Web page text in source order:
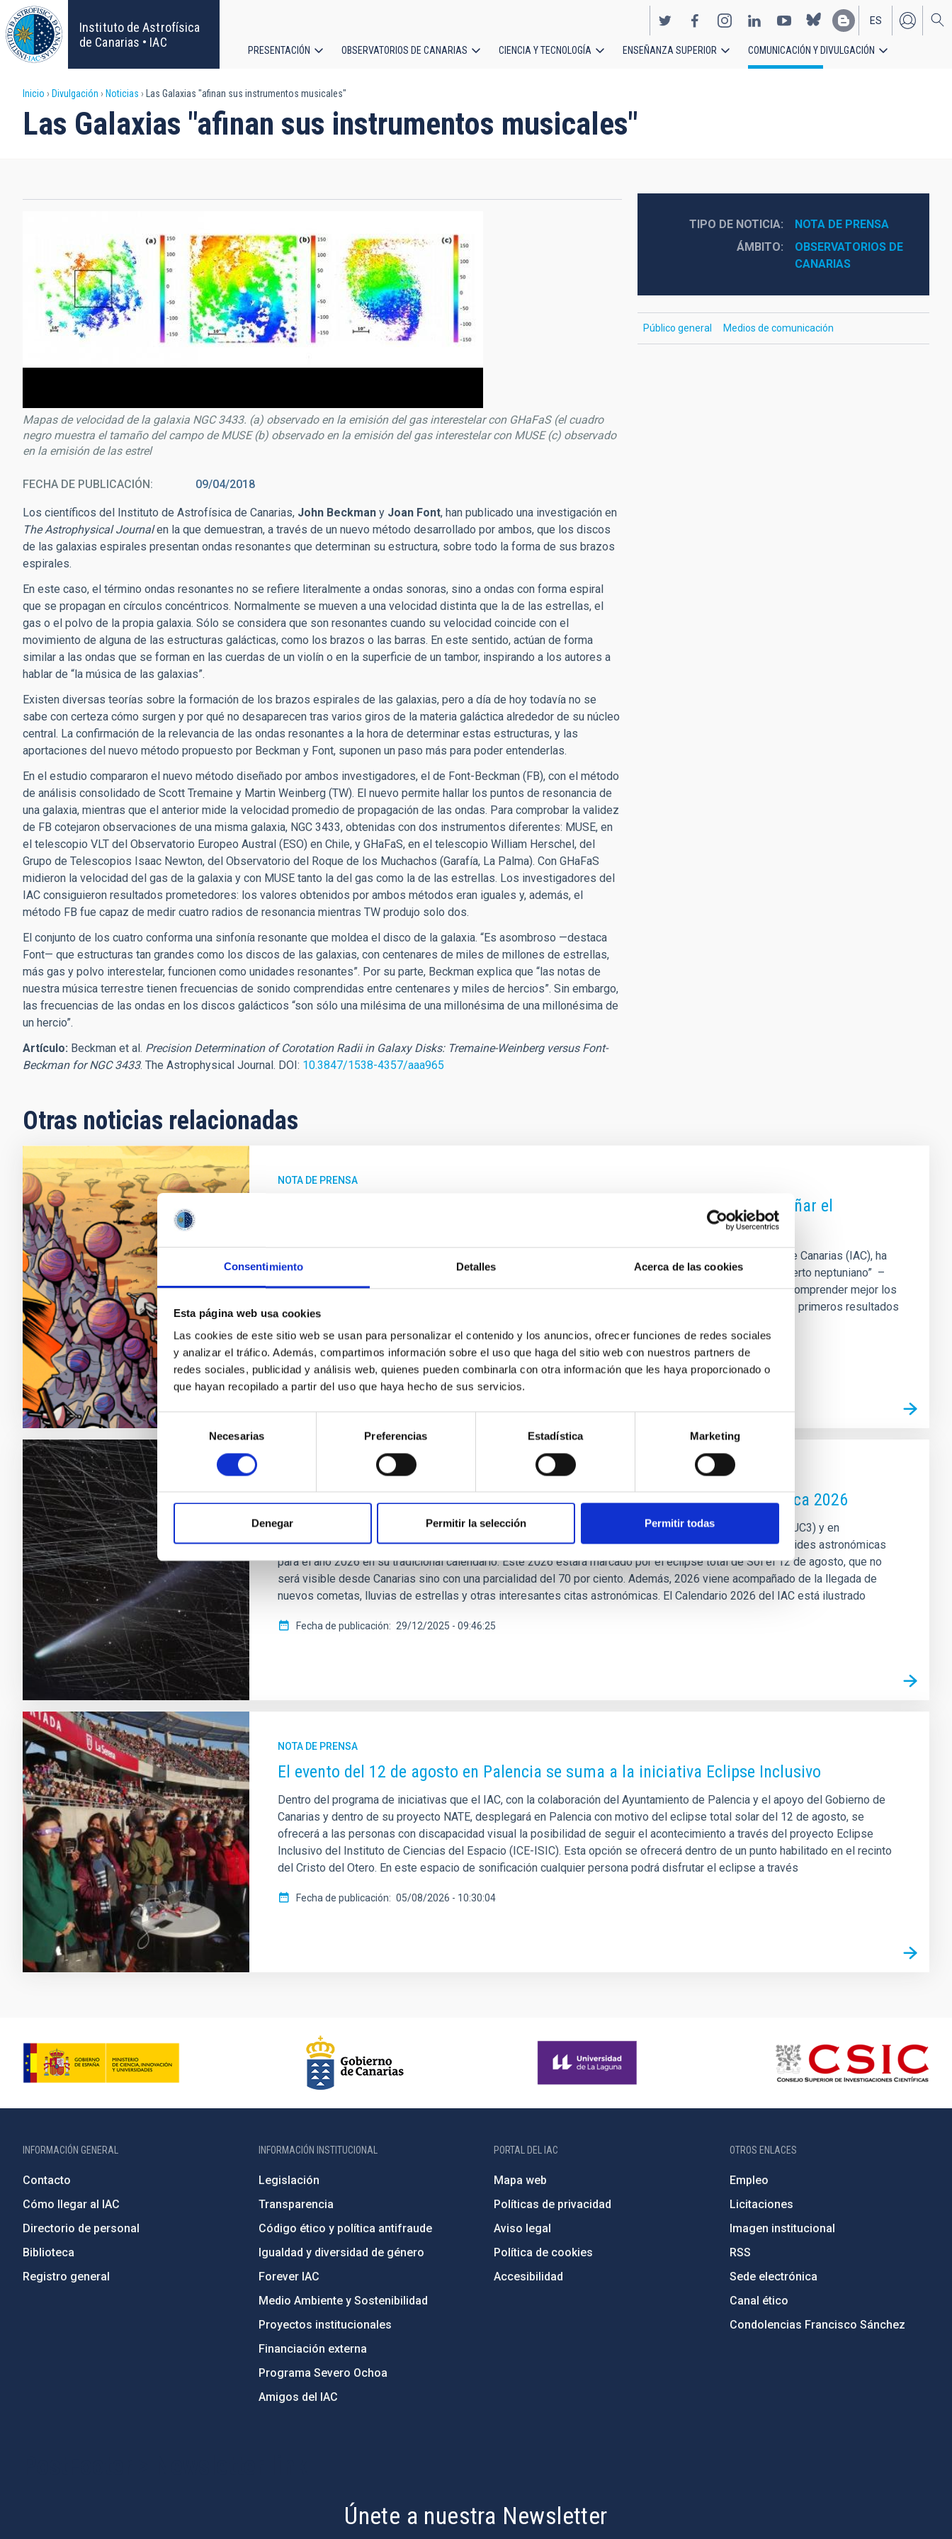
Consentimiento Detalles Acerca de las cookies
Esta página web usa cookies
Las cookies de este sitio web se usan para personalizar el contenido y los anuncios, ofrecer funciones de redes sociales
y analizar el tráfico. Además, compartimos información sobre el uso que haga del sitio web con nuestros partners de
redes sociales, publicidad y análisis web, quienes pueden combinarla con otra información que les haya proporcionado o
que hayan recopilado a partir del uso que haya hecho de sus servicios.
consentimiento
Necesarias Preferencias Estadística Marketing
Denegar Permitir la selección Permitir todas
Pasar
al
contenido
principal
Instituto de Astrofísica
de Canarias • IAC
EN
ES
PRESENTACIÓN OBSERVATORIOS DE CANARIAS CIENCIA Y TECNOLOGÍA ENSEÑANZA SUPERIOR COMUNICACIÓN Y DIVULGACIÓN
Sobrescribir
enlaces
ayuda
la
navegación
Inicio Divulgación Noticias Las Galaxias "afinan sus instrumentos musicales"
Las Galaxias "afinan sus instrumentos musicales"
Mapas de velocidad de la galaxia NGC 3433. (a) observado en la emisión del gas interestelar con GHaFaS (el cuadro
negro muestra el tamaño del campo de MUSE (b) observado en la emisión del gas interestelar con MUSE (c) observado
en la emisión de las estrel
FECHA DE PUBLICACIÓN 09/04/2018
Los científicos del Instituto de Astrofísica de Canarias, John Beckman y Joan Font, han publicado una investigación en
The Astrophysical Journalen la que demuestran, a través de un nuevo método desarrollado por ambos, que los discos
de las galaxias espirales presentan ondas resonantes que determinan su estructura, sobre todo la forma de sus brazos
espirales.
En este caso, el término ondas resonantes no se refiere literalmente a ondas sonoras, sino a ondas con forma espiral
que se propagan en círculos concéntricos. Normalmente se mueven a una velocidad distinta que la de las estrellas, el
gas o el polvo de la propia galaxia. Sólo se considera que son resonantes cuando su velocidad coincide con el
movimiento de alguna de las estructuras galácticas, como los brazos o las barras. En este sentido, actúan de forma
similar a las ondas que se forman en las cuerdas de un violín o en la superficie de un tambor, inspirando a los autores a
hablar de “la música de las galaxias”.
Existen diversas teorías sobre la formación de los brazos espirales de las galaxias, pero a día de hoy todavía no se
sabe con certeza cómo surgen y por qué no desaparecen tras varios giros de la materia galáctica alrededor de su núcleo
central. La confirmación de la relevancia de las ondas resonantes a la hora de determinar estas estructuras, y las
aportaciones del nuevo método propuesto por Beckman y Font, suponen un paso más para poder entenderlas.
En el estudio compararon el nuevo método diseñado por ambos investigadores, el de Font-Beckman (FB), con el método
de análisis consolidado de Scott Tremaine y Martin Weinberg (TW). El nuevo permite hallar los puntos de resonancia de
una galaxia, mientras que el anterior mide la velocidad promedio de propagación de las ondas. Para comprobar la validez
de FB cotejaron observaciones de una misma galaxia, NGC 3433, obtenidas con dos instrumentos diferentes: MUSE, en
el telescopio VLT del Observatorio Europeo Austral (ESO) en Chile, y GHaFaS, en el telescopio William Herschel, del
Grupo de Telescopios Isaac Newton, del Observatorio del Roque de los Muchachos (Garafía, La Palma). Con GHaFaS
midieron la velocidad del gas de la galaxia y con MUSE tanto la del gas como la de las estrellas. Los investigadores del
IAC consiguieron resultados prometedores: los valores obtenidos por ambos métodos eran iguales y, además, el
método FB fue capaz de medir cuatro radios de resonancia mientras TW produjo solo dos.
El conjunto de los cuatro conforma una sinfonía resonante que moldea el disco de la galaxia. “Es asombroso —destaca
Font— que estructuras tan grandes como los discos de las galaxias, con centenares de miles de millones de estrellas,
más gas y polvo interestelar, funcionen como unidades resonantes”. Por su parte, Beckman explica que “las notas de
nuestra música terrestre tienen frecuencias de sonido comprendidas entre centenares y miles de hercios”. Sin embargo,
las frecuencias de las ondas en los discos galácticos “son sólo una milésima de una millonésima de una millonésima de
un hercio”.
Artículo: Beckman et al. Precision Determination of Corotation Radii in Galaxy Disks: Tremaine-Weinberg versus Font-
Beckman for NGC 3433. The Astrophysical Journal. DOI: 10.3847/1538-4357/aaa965
TIPO DE NOTICIA
NOTA DE PRENSA
ÁMBITO
OBSERVATORIOS DE
CANARIAS
Público general Medios de comunicación
Otras noticias relacionadas
NOTA DE PRENSA
El IAC participa en una compleja campaña de observaciones para desentrañar el
Un equipo científico internacional, en el que participa personal investigador del Instituto de Astrofísica de Canarias (IAC), ha
puesto en marcha un ambicioso programa para cartografiar los exoplanetas situados alrededor del “desierto neptuniano” ­ ­–
una región en torno a estrellas donde son muy raros los planetas del tamaño de Neptuno– con el fin de comprender mejor los
mecanismos de evolución y formación de los sistemas planetarios. Este proyecto científico ha dado sus primeros resultados
Fecha de publicación 16/09/2025 - 12:16:42
Un eclipse de Sol y la llegada de un cometa marcarán la agenda astronómica 2026
El Instituto de Astrofísica de Canarias (IAC), a través de su Unidad de Comunicación y Cultura Científica (UC3) y en
colaboración con el Museo de la Ciencia y el Cosmos (MCC), de Museos de Tenerife, publica las efemérides astronómicas
para el año 2026 en su tradicional calendario. Este 2026 estará marcado por el eclipse total de Sol el 12 de agosto, que no
será visible desde Canarias sino con una parcialidad del 70 por ciento. Además, 2026 viene acompañado de la llegada de
nuevos cometas, lluvias de estrellas y otras interesantes citas astronómicas. El Calendario 2026 del IAC está ilustrado
Fecha de publicación 29/12/2025 - 09:46:25
NOTA DE PRENSA
El evento del 12 de agosto en Palencia se suma a la iniciativa Eclipse Inclusivo
Dentro del programa de iniciativas que el IAC, con la colaboración del Ayuntamiento de Palencia y el apoyo del Gobierno de
Canarias y dentro de su proyecto NATE, desplegará en Palencia con motivo del eclipse total solar del 12 de agosto, se
ofrecerá a las personas con discapacidad visual la posibilidad de seguir el acontecimiento a través del proyecto Eclipse
Inclusivo del Instituto de Ciencias del Espacio (ICE-ISIC). Esta opción se ofrecerá dentro de un punto habilitado en el recinto
del Cristo del Otero. En este espacio de sonificación cualquier persona podrá disfrutar el eclipse a través
Fecha de publicación 05/08/2026 - 10:30:04
INFORMACIÓN GENERAL
Contacto
Cómo llegar al IAC
Directorio de personal
Biblioteca
Registro general
INFORMACIÓN INSTITUCIONAL
Legislación
Transparencia
Código ético y política antifraude
Igualdad y diversidad de género
Forever IAC
Medio Ambiente y Sostenibilidad
Proyectos institucionales
Financiación externa
Programa Severo Ochoa
Amigos del IAC
PORTAL DEL IAC
Mapa web
Políticas de privacidad
Aviso legal
Política de cookies
Accesibilidad
OTROS ENLACES
Empleo
Licitaciones
Imagen institucional
RSS
Sede electrónica
Canal ético
Condolencias Francisco Sánchez
Únete a nuestra Newsletter